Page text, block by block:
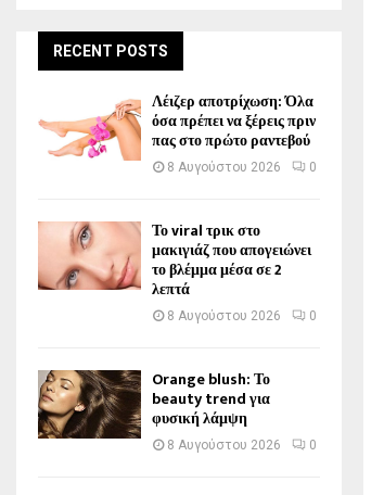
RECENT POSTS
Λέιζερ αποτρίχωση: Όλα
όσα πρέπει να ξέρεις πριν
πας στο πρώτο ραντεβού
8 Αυγούστου 2026 0
Το viral τρικ στο
μακιγιάζ που απογειώνει
το βλέμμα μέσα σε 2
λεπτά
8 Αυγούστου 2026 0
Orange blush: Το
beauty trend για
φυσική λάμψη
8 Αυγούστου 2026 0